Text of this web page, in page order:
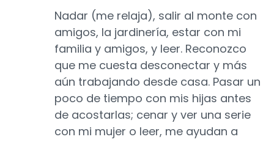
Nadar (me relaja), salir al monte con
amigos, la jardinería, estar con mi
familia y amigos, y leer. Reconozco
que me cuesta desconectar y más
aún trabajando desde casa. Pasar un
poco de tiempo con mis hijas antes
de acostarlas; cenar y ver una serie
con mi mujer o leer, me ayudan a